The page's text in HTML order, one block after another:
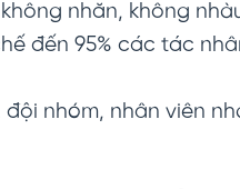
nhăn, không
đến 95% các tác
nhóm, nhân viên